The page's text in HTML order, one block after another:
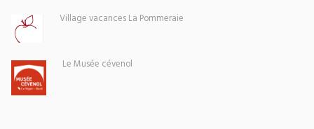
Village vacances La Pommeraie
Le Musée cévenol